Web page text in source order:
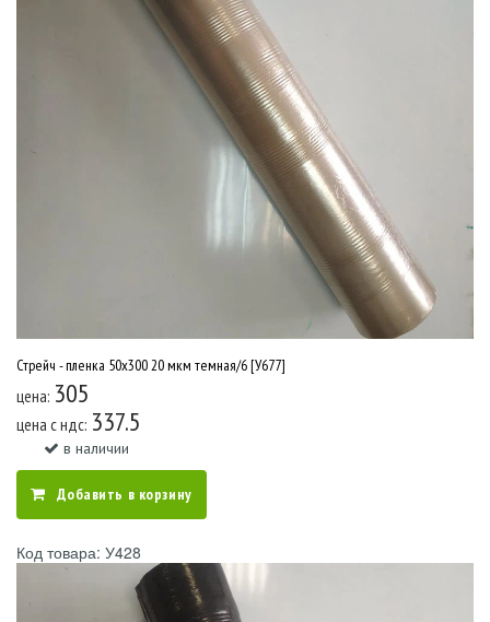
Стрейч - пленка 50х300 20 мкм темная/6 [У677]
цена: 305
цена c ндс: 337.5
в наличии
Добавить в корзину
Код товара: У428